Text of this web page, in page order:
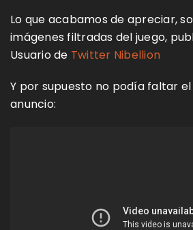
Lo que acabamos de apreciar,
imágenes filtradas del juego,
Usuario de Twitter Nibellion
Y por supuesto no podía faltar
anuncio: